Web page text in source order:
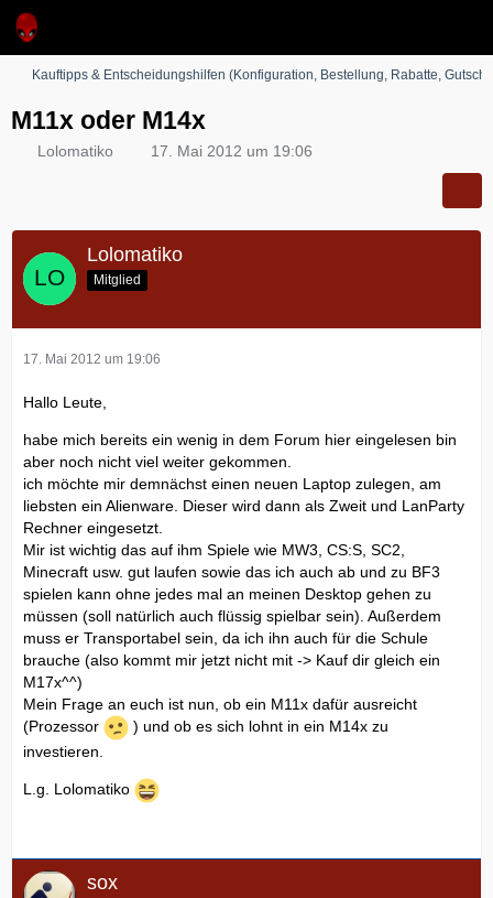
Kauftipps & Entscheidungshilfen (Konfiguration, Bestellung, Rabatte,
M11x oder M14x
Lolomatiko 17. Mai 2012 um 19:06
Lolomatiko
Mitglied
17. Mai 2012 um 19:06
Hallo Leute,
habe mich bereits ein wenig in dem Forum hier eingelesen bin
aber noch nicht viel weiter gekommen.
ich möchte mir demnächst einen neuen Laptop zulegen, am
liebsten ein Alienware. Dieser wird dann als Zweit und LanParty
Rechner eingesetzt.
Mir ist wichtig das auf ihm Spiele wie MW3, CS:S, SC2,
Minecraft usw. gut laufen sowie das ich auch ab und zu BF3
spielen kann ohne jedes mal an meinen Desktop gehen zu
müssen (soll natürlich auch flüssig spielbar sein). Außerdem
muss er Transportabel sein, da ich ihn auch für die Schule
brauche (also kommt mir jetzt nicht mit -> Kauf dir gleich ein
M17x^^)
Mein Frage an euch ist nun, ob ein M11x dafür ausreicht
(Prozessor
) und ob es sich lohnt in ein M14x zu
investieren.
L.g. Lolomatiko
sox